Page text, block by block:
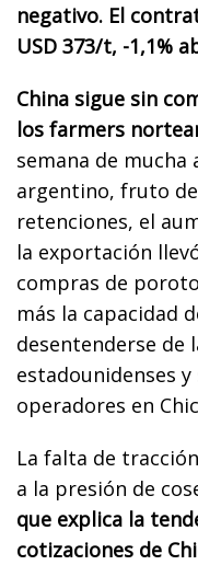
negativo. El
USD 373/t, -1,1%
China sigue sin
los farmers
semana de mucha
argentino, fruto
retenciones, el
la exportación
compras de
más la capacidad
desentenderse de
estadounidenses
operadores en
La falta de
a la presión de
que explica la
cotizaciones de